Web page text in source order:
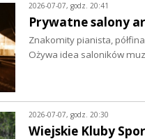
2026-07-07, godz. 20:41
Prywatne salony
Znakomity pianista,
Ożywa idea saloników
2026-07-07, godz. 20:30
Wiejskie Kluby